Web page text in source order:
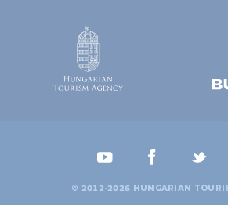
© 2012-2026 HUNGARIAN